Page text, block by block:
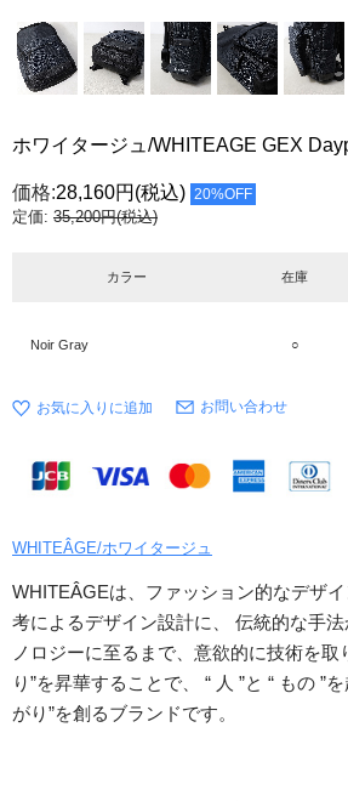
ホワイタージュ/WHITEAGE GEX
価格:28,160円 (税込) 20%OFF
定価: 35,200円(税込)
カラー 在庫
Noir Gray ○
お問い合わせ
WHITEÂGE/ホワイタージュ
WHITEÂGEは、ファッション的なデザ
考によるデザイン設計に、 伝統的な手
ノロジーに至るまで、意欲的に技術を取
り”を昇華することで、 “ 人 ”と “ もの ”
がり”を創るブランドです。